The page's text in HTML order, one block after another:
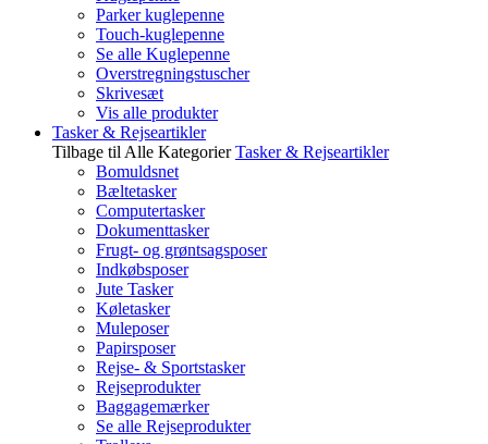
Parker kuglepenne
Touch-kuglepenne
Se alle Kuglepenne
Overstregningstuscher
Skrivesæt
Vis alle produkter
Tasker & Rejseartikler
Tilbage til Alle Kategorier Tasker & Rejseartikler
Bomuldsnet
Bæltetasker
Computertasker
Dokumenttasker
Frugt- og grøntsagsposer
Indkøbsposer
Jute Tasker
Køletasker
Muleposer
Papirsposer
Rejse- & Sportstasker
Rejseprodukter
Baggagemærker
Se alle Rejseprodukter